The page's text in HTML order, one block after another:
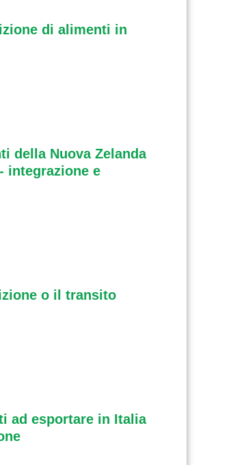
di alimenti in
della Nuova Zelanda
integrazione e
o il transito
ad esportare in Italia